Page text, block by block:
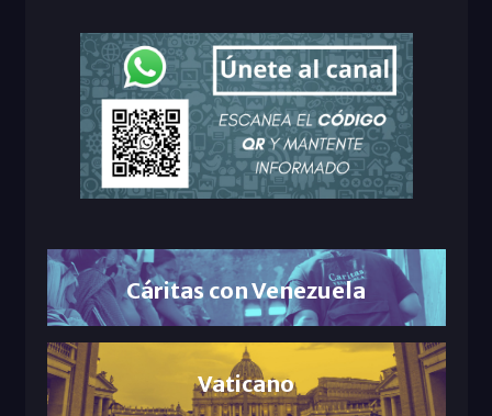
Cáritas con Venezuela
Vaticano